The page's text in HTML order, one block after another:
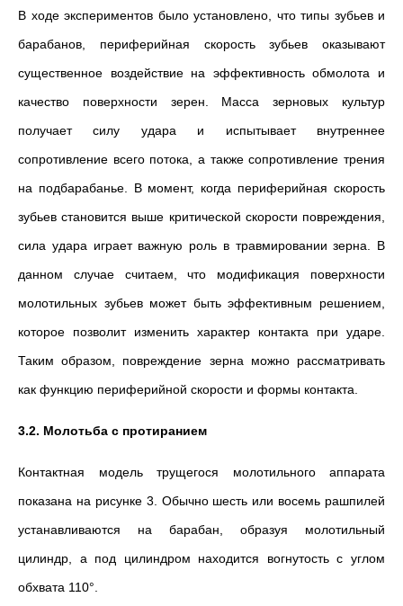
В ходе экспериментов было установлено, что типы зубьев и
барабанов, периферийная скорость зубьев оказывают
существенное воздействие на эффективность обмолота и
качество поверхности зерен. Масса зерновых культур
получает силу удара и испытывает внутреннее
сопротивление всего потока, а также сопротивление трения
на подбарабанье. В момент, когда периферийная скорость
зубьев становится выше критической скорости повреждения,
сила удара играет важную роль в травмировании зерна. В
данном случае считаем, что модификация поверхности
молотильных зубьев может быть эффективным решением,
которое позволит изменить характер контакта при ударе.
Таким образом, повреждение зерна можно рассматривать
как функцию периферийной скорости и формы контакта.
3.2. Молотьба с протиранием
Контактная модель трущегося молотильного аппарата
показана на рисунке 3. Обычно шесть или восемь рашпилей
устанавливаются на барабан, образуя молотильный
цилиндр, а под цилиндром находится вогнутость с углом
обхвата 110°.